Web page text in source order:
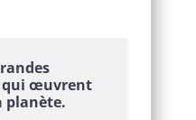
œuvrent
planète.